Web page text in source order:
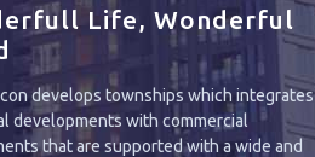
Life, Wonderful
develops townships which integrates
developments with commercial
that are supported with a wide and